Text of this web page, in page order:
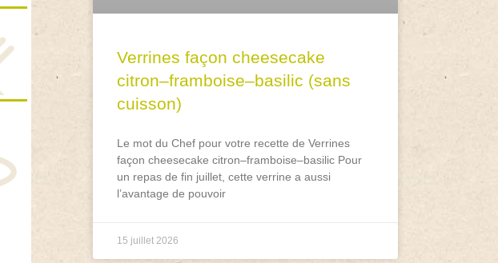
Verrines façon cheesecake
citron–framboise–basilic (sans
cuisson)
Le mot du Chef pour votre recette de Verrines
façon cheesecake citron–framboise–basilic Pour
un repas de fin juillet, cette verrine a aussi
l’avantage de pouvoir
15 juillet 2026